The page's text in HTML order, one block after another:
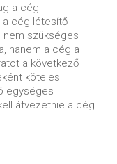
a cég
a cég létesítő
nem szükséges
hanem a cég a
a következő
köteles
egységes
átvezetnie a cég